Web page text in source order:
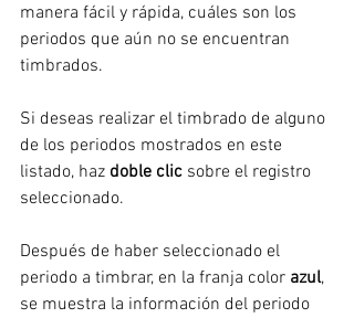
manera fácil y rápida, cuáles son los
periodos que aún no se encuentran
timbrados.
Si deseas realizar el timbrado de alguno
de los periodos mostrados en este
listado, haz doble clic sobre el registro
seleccionado.
Después de haber seleccionado el
periodo a timbrar, en la franja color azul,
se muestra la información del periodo